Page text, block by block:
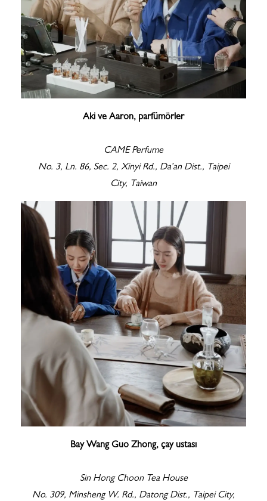
Aki ve Aaron, parfümörler
CAME Perfume
No. 3, Ln. 86, Sec. 2, Xinyi Rd., Da’an Dist., Taipei
City, Taiwan
Bay Wang Guo Zhong, çay ustası
Sin Hong Choon Tea House
No. 309, Minsheng W. Rd., Datong Dist., Taipei City,